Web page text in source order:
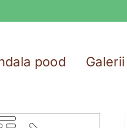
pood Galerii